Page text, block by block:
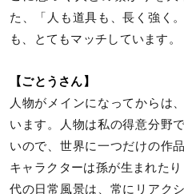
た、「人も道具も、長く強く
も、とてもマッチしています。
【ごとうさん】
人物がメインになってからは
います。人物は私の得意分野
いので、世界に一つだけの作
キャラクターは孫が生まれた
代の日常風景は、常にリアク